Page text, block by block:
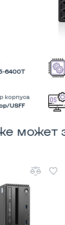
6400T
корпуса
USFF
может